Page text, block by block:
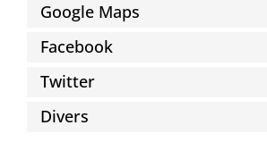
Google Maps
Facebook
Twitter
Divers